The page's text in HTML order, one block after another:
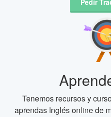
Pedir
Tenemos recursos y
aprendas Inglés online de